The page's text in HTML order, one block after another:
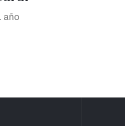
1 año